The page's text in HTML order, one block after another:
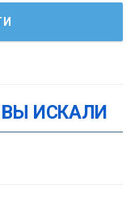
ИСКАЛИ